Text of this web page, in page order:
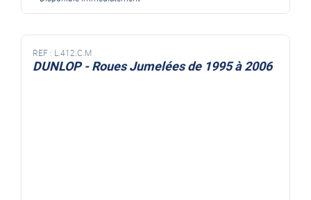
REF : L.412.C.M
DUNLOP - Roues Jumelées de 1995 à 2006